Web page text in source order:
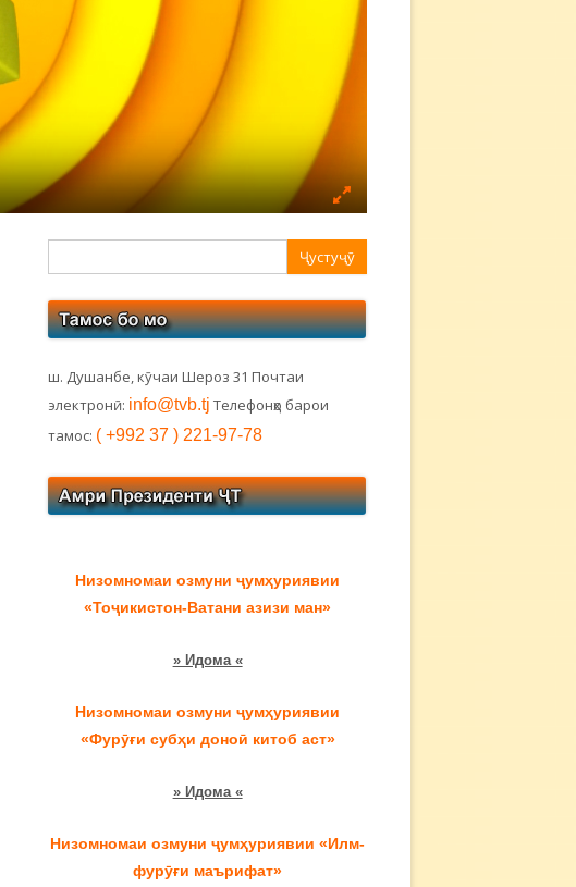
боковая
ш. Душанбе, кӯчаи Шероз 31 Почтаи
электронӣ: info@tvb.tj Телефонҳо барои
тамос: ( +992 37 ) 221-97-78
Низомномаи озмуни ҷумҳуриявии
«Тоҷикистон-Ватани азизи ман»
» Идома «
Низомномаи озмуни ҷумҳуриявии
«Фурӯғи субҳи доноӣ китоб аст»
» Идома «
Низомномаи озмуни ҷумҳуриявии «Илм-
фурӯғи маърифат»